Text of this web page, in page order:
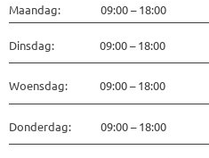
Maandag: 09:00 – 18:00
Dinsdag: 09:00 – 18:00
Woensdag: 09:00 – 18:00
Donderdag: 09:00 – 18:00